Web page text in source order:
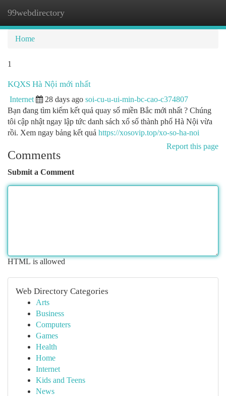
99webdirectory
Home
1
KQXS Hà Nội mới nhất
Internet 28 days ago soi-cu-u-ui-min-bc-cao-c374807
Bạn đang tìm kiếm kết quả quay số miền Bắc mới nhất ? Chúng
tôi cập nhật ngay lập tức danh sách xổ số thành phố Hà Nội vừa
rồi. Xem ngay bảng kết quả https://xosovip.top/xo-so-ha-noi
Report this page
Comments
Submit a Comment
HTML is allowed
Web Directory Categories
Arts
Business
Computers
Games
Health
Home
Internet
Kids and Teens
News